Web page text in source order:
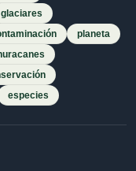
glaciares
planeta
especies